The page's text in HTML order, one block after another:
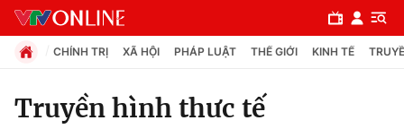
CHÍNH TRỊ XÃ HỘI PHÁP LUẬT THẾ GIỚI KINH TẾ
Truyền hình thưc tế